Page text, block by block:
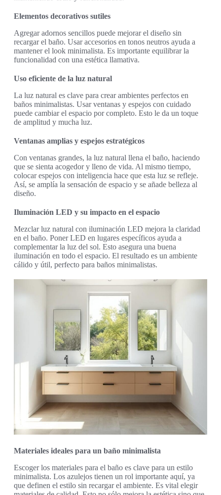
Elementos decorativos sutiles
Agregar adornos sencillos puede mejorar el diseño sin
recargar el baño. Usar accesorios en tonos neutros ayuda a
mantener el look minimalista. Es importante equilibrar la
funcionalidad con una estética llamativa.
Uso eficiente de la luz natural
La luz natural es clave para crear ambientes perfectos en
baños minimalistas. Usar ventanas y espejos con cuidado
puede cambiar el espacio por completo. Esto le da un toque
de amplitud y mucha luz.
Ventanas amplias y espejos estratégicos
Con ventanas grandes, la luz natural llena el baño, haciendo
que se sienta acogedor y lleno de vida. Al mismo tiempo,
colocar espejos con inteligencia hace que esta luz se refleje.
Así, se amplía la sensación de espacio y se añade belleza al
diseño.
Iluminación LED y su impacto en el espacio
Mezclar luz natural con iluminación LED mejora la claridad
en el baño. Poner LED en lugares específicos ayuda a
complementar la luz del sol. Esto asegura una buena
iluminación en todo el espacio. El resultado es un ambiente
cálido y útil, perfecto para baños minimalistas.
Materiales ideales para un baño minimalista
Escoger los materiales para el baño es clave para un estilo
minimalista. Los azulejos tienen un rol importante aquí, ya
que definen el estilo sin recargar el ambiente. Es vital elegir